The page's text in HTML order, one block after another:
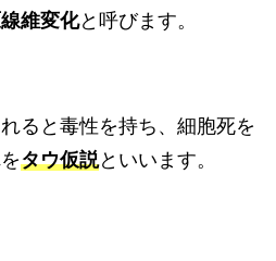
維変化と呼びます。
ると毒性を持ち、細胞死を
タウ仮説といいます。